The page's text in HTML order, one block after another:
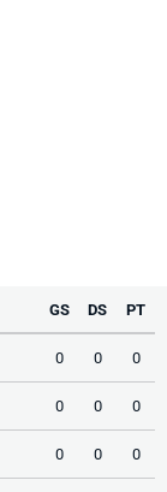
GS DS PT
0 0 0
0 0 0
0 0 0